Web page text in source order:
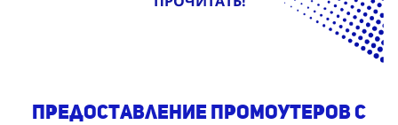
предоставление промоутеров с